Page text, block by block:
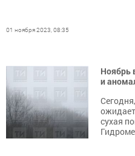
01 ноября 2023, 08:35
Ноябрь
и
сухая